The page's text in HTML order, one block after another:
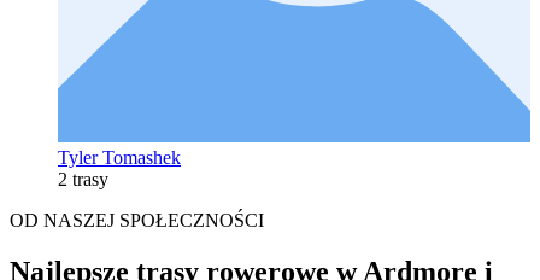
Tyler Tomashek
2 trasy
OD NASZEJ SPOŁECZNOŚCI
Najlepsze trasy rowerowe w Ardmore i